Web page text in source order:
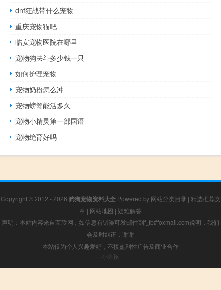
dnf狂战带什么宠物
重庆宠物猫吧
临安宠物医院在哪里
宠物狗法斗多少钱一只
如何护理宠物
宠物奶粉怎么冲
宠物螃蟹能活多久
宠物小精灵第一部国语
宠物绝育好吗
Copyright © 2012 - 2026 狗狗宠物资料大全Powered by 网站分类目录 | 精选推荐文
章 | 网站地图 | 疑难解答
声明：本站内容来自互联网，如信息有错误可发邮件到f_fb#foxmail.com说明，我们
会及时纠正，谢谢
本站仅为个人兴趣爱好，不接盈利性广告及商业合作
小男孩